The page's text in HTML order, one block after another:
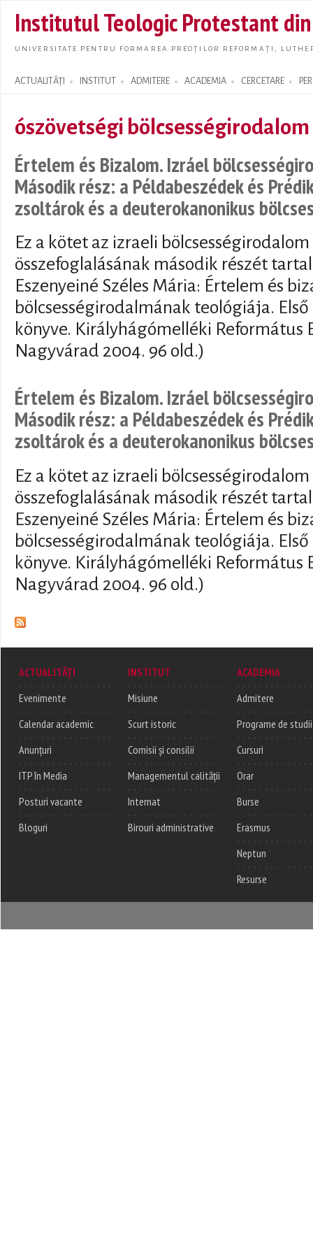
main
Institutul Teologic Protestant
UNIVERSITATE PENTRU FORMAREA PREOȚILOR REFORMAȚI,
ACTUALITĂȚI INSTITUT ADMITERE ACADEMIA CERCETARE
Search form
ószövetségi bölcsességirodalom
Értelem és Bizalom. Izráel
Második rész: a Példabeszédek és
zsoltárok és a deuterokanonikus
Ez a kötet az izraeli
összefoglalásának második részét
Eszenyeiné Széles Mária: Értelem és
bölcsességirodalmának teológiája. Első
könyve. Királyhágómelléki Református
Nagyvárad 2004. 96 old.)
Értelem és Bizalom. Izráel
Második rész: a Példabeszédek és
zsoltárok és a deuterokanonikus
Ez a kötet az izraeli
összefoglalásának második részét
Eszenyeiné Széles Mária: Értelem és
bölcsességirodalmának teológiája. Első
könyve. Királyhágómelléki Református
Nagyvárad 2004. 96 old.)
ACTUALITĂȚI
Evenimente
Calendar academic
Anunțuri
ITP în Media
Posturi vacante
Bloguri
INSTITUT
Misiune
Scurt istoric
Comisii și consilii
Managementul calității
Internat
Birouri administrative
ACADEMIA
Admitere
Programe de studii
Cursuri
Orar
Burse
Erasmus
Neptun
Resurse